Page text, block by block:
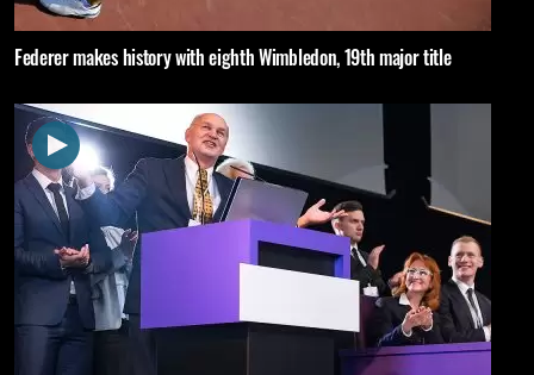
Federer makes history with eighth Wimbledon, 19th major title